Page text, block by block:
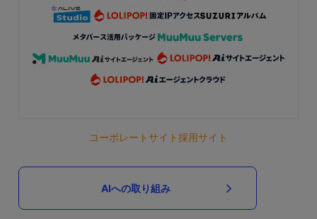
コーポレートサイト採用サイト
AIへの取り組み